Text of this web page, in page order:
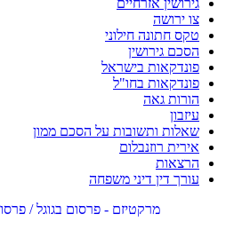
גירושין אזרחיים
צו ירושה
טקס חתונה חילוני
הסכם גירושין
פונדקאות בישראל
פונדקאות בחו"ל
הורות גאה
עיזבון
שאלות ותשובות על הסכם ממון
אירית רוזנבלום
הרצאות
עורך דין דיני משפחה
מרקטיזם - פרסום בגוגל /